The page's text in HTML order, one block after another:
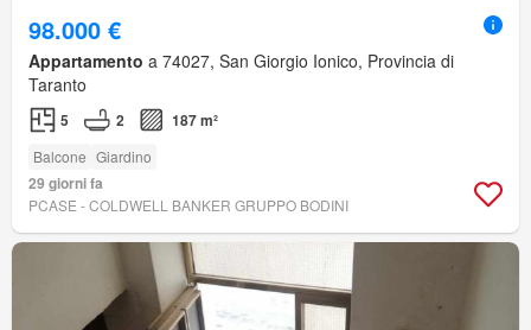
98.000 €
Appartamento a 74027, San Giorgio Ionico, Provincia di
Taranto
5 2 187 m²
Balcone Giardino
29 giorni fa
PCASE - COLDWELL BANKER GRUPPO BODINI